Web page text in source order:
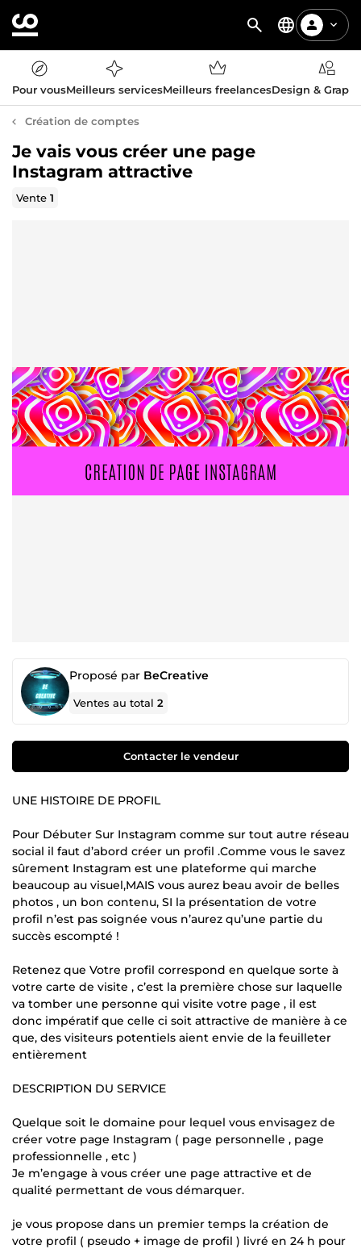
Pour vousMeilleurs servicesMeilleurs freelancesDesign &
Création de comptes
Je vais vous créer une page
Instagram attractive
Vente1
Proposé par BeCreative
Ventes au total2
Contacter le vendeur
UNE HISTOIRE DE PROFIL
Pour Débuter Sur Instagram comme sur tout autre réseau
social il faut d’abord créer un profil .Comme vous le savez
sûrement Instagram est une plateforme qui marche
beaucoup au visuel,MAIS vous aurez beau avoir de belles
photos , un bon contenu, SI la présentation de votre
profil n’est pas soignée vous n’aurez qu’une partie du
succès escompté !
Retenez que Votre profil correspond en quelque sorte à
votre carte de visite , c’est la première chose sur laquelle
va tomber une personne qui visite votre page , il est
donc impératif que celle ci soit attractive de manière à ce
que, des visiteurs potentiels aient envie de la feuilleter
entièrement
DESCRIPTION DU SERVICE
Quelque soit le domaine pour lequel vous envisagez de
créer votre page Instagram ( page personnelle , page
professionnelle , etc )
Je m’engage à vous créer une page attractive et de
qualité permettant de vous démarquer.
je vous propose dans un premier temps la création de
votre profil ( pseudo + image de profil ) livré en 24 h pour